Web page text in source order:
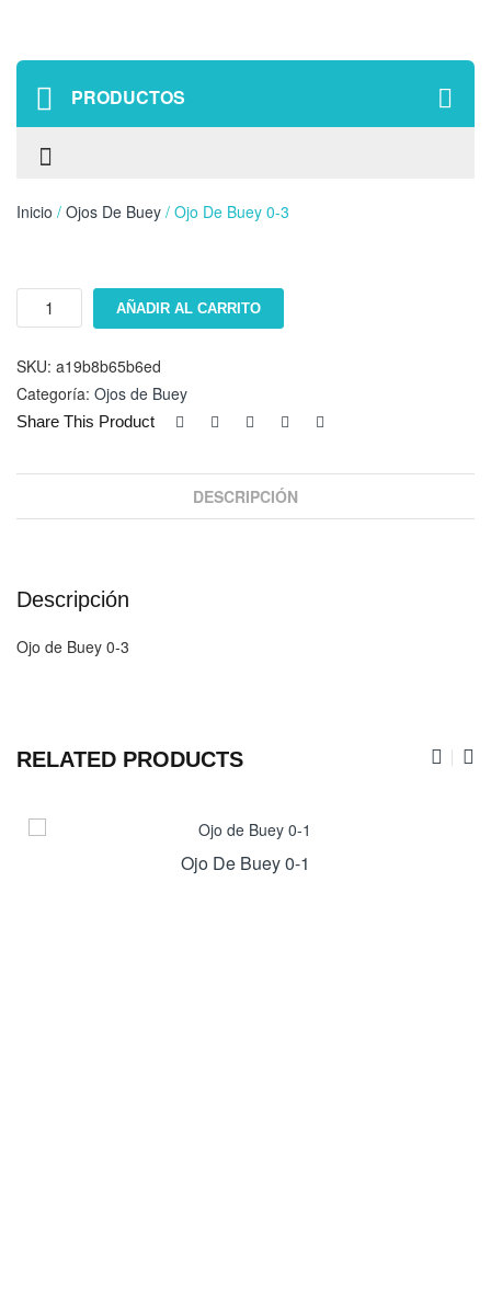
PRODUCTOS
Inicio / Ojos De Buey / Ojo De Buey 0-3
0-
3
cantidad
AÑADIR AL CARRITO
SKU: a19b8b65b6ed
Categoría: Ojos de Buey
Share This Product
DESCRIPCIÓN
Descripción
Ojo de Buey 0-3
RELATED PRODUCTS
Ojo De Buey 0-1